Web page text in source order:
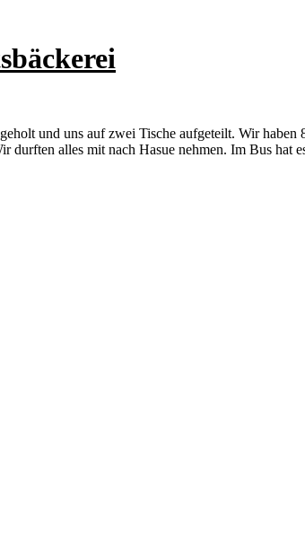
und uns auf zwei Tische aufgeteilt. Wir haben
durften alles mit nach Hasue nehmen. Im Bus hat